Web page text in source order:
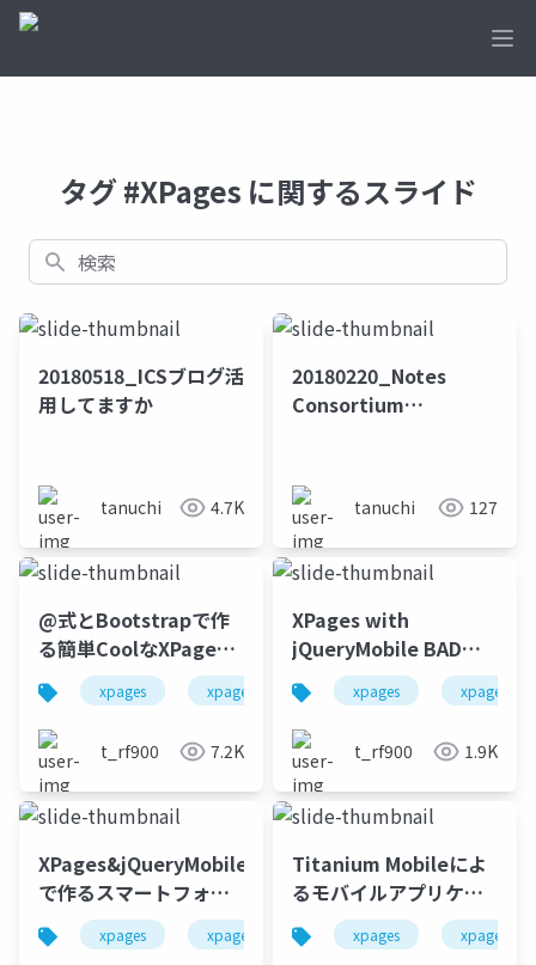
タグ #XPages に関するスライド
検索
20180518_ICSブログ活
用してますか
tanuchi 4.7K
20180220_Notes
Consortium
tanuchi 127
@式とBootstrapで作
る簡単CoolなXPages
アプリxpages xpage notes domino
t_rf900 7.2K
XPages with
jQueryMobile BADプ
ラクティスガイド
xpages xpage
t_rf900 1.9K
XPages&jQueryMobile
で作るスマートフォ
ン、タブレットUX
xpages xpage notes domino
Titanium Mobileによ
るモバイルアプリケー
ションとxPages連携
(公開資料)
xpages xpage